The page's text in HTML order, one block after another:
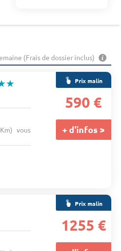
(Frais de dossier inclus)
vous
Prix malin
590 €
+ d'infos >
Prix malin
1255 €